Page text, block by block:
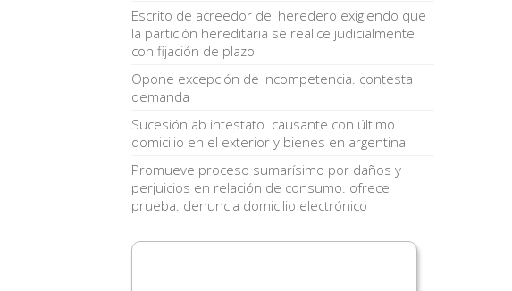
Escrito de acreedor del heredero exigiendo que
la partición hereditaria se realice judicialmente
con fijación de plazo
Opone excepción de incompetencia. contesta
demanda
Sucesión ab intestato. causante con último
domicilio en el exterior y bienes en argentina
Promueve proceso sumarísimo por daños y
perjuicios en relación de consumo. ofrece
prueba. denuncia domicilio electrónico